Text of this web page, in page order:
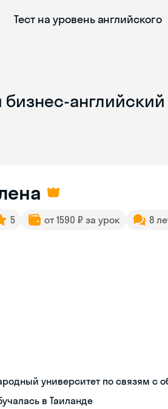
Тест на уровень английского
5 от 1590 ₽ за урок 8
университет по связям с
в Таиланде